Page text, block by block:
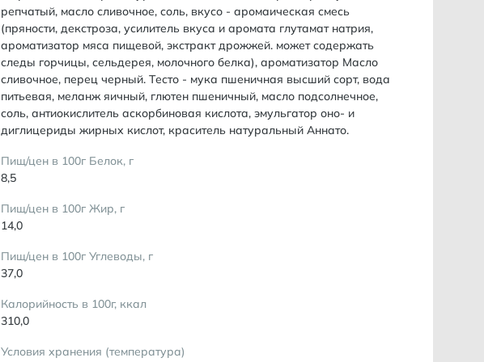
репчатый, масло сливочное, соль, вкусо - аромаическая смесь
(пряности, декстроза, усилитель вкуса и аромата глутамат натрия,
ароматизатор мяса пищевой, экстракт дрожжей. может содержать
следы горчицы, сельдерея, молочного белка), ароматизатор Масло
сливочное, перец черный. Тесто - мука пшеничная высший сорт, вода
питьевая, меланж яичный, глютен пшеничный, масло подсолнечное,
соль, антиокислитель аскорбиновая кислота, эмульгатор оно- и
диглицериды жирных кислот, краситель натуральный Аннато.
Пищ/цен в 100г Белок, г
8,5
Пищ/цен в 100г Жир, г
14,0
Пищ/цен в 100г Углеводы, г
37,0
Калорийность в 100г, ккал
310,0
Условия хранения (температура)